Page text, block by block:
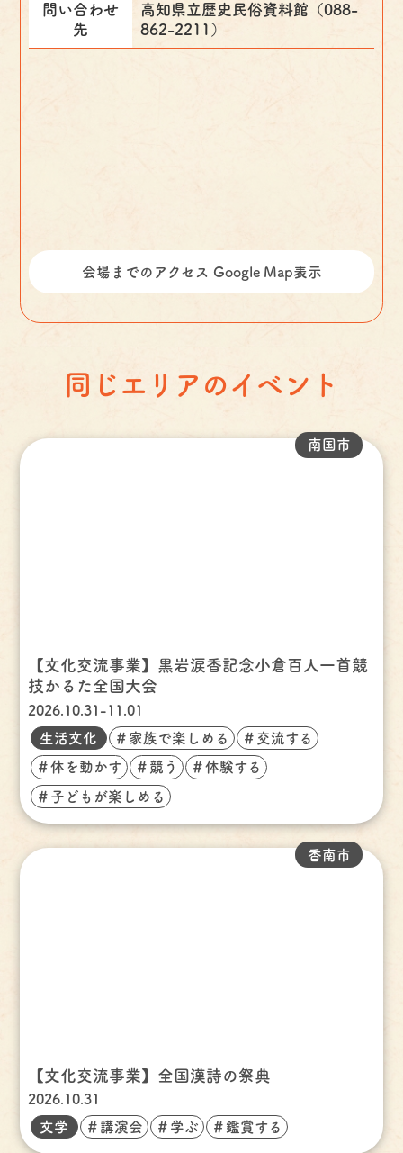
問い合わせ
先
高知県立歴史民俗資料館（088-
862-2211）
会場までのアクセス Google Map表示
同じエリアのイベント
【文化交流事業】黒岩涙香記念小倉百人一首競
技かるた全国大会
2026.10.31-11.01
南国市
生活文化 ＃家族で楽しめる ＃交流する
＃体を動かす ＃競う ＃体験する
＃子どもが楽しめる
【文化交流事業】全国漢詩の祭典
2026.10.31
香南市
文学 ＃講演会 ＃学ぶ ＃鑑賞する